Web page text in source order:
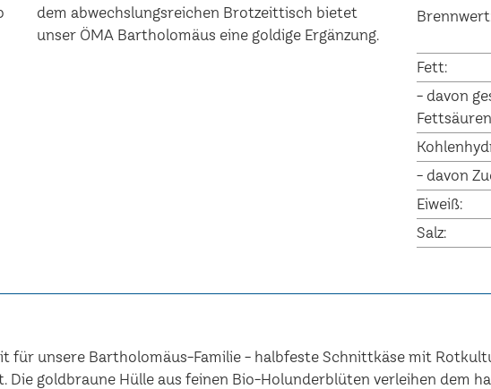
dem abwechslungsreichen Brotzeittisch bietet
unser ÖMA Bartholomäus eine goldige Ergänzung.
Fett:
- davon
- davon
Eiweiß:
Salz:
für unsere Bartholomäus-Familie - halbfeste Schnittkäse mit
goldbraune Hülle aus feinen Bio-Holunderblüten verleihen dem